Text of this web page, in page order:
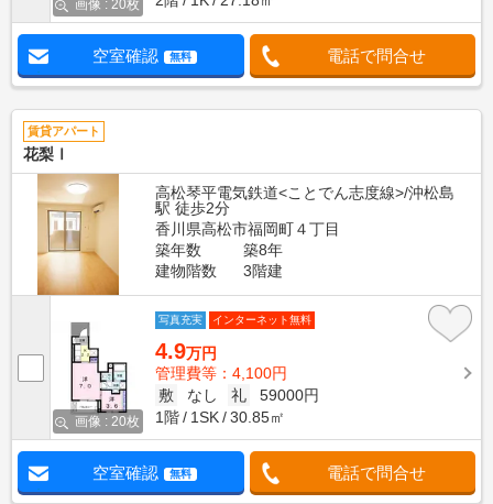
画像 : 20枚
空室確認 無料 電話で問合せ
賃貸アパート
花梨Ⅰ
高松琴平電気鉄道<ことでん志度線>/沖松島
駅 徒歩2分
香川県高松市福岡町４丁目
築年数
築8年
建物階数
3階建
画像 : 20枚
写真充実 インターネット無料
4.9万円
管理費等：4,100円
敷
なし 礼
59000円
1階
1SK 30.85㎡
空室確認 無料 電話で問合せ